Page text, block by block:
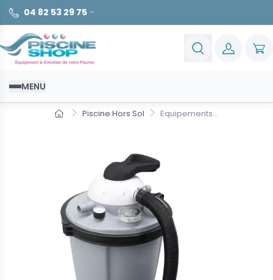
04 82 53 29 75 -
MENU
Piscine Hors Sol Equipements...